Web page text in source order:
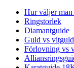
Hur väljer man
Ringstorlek
Diamantguide
Guld vs vitguld
Förlovning vs